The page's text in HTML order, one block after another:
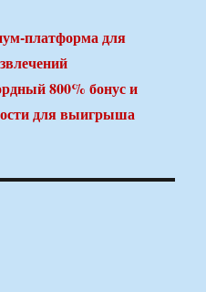
платформа для
800% бонус и
для выигрыша